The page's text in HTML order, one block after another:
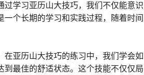
学习亚历山大技巧，我们不仅能意识
个长期的学习和实践过程，随着时间
亚历山大技巧的练习中，我们学会如
最佳的舒适状态。这个技能不仅仅局